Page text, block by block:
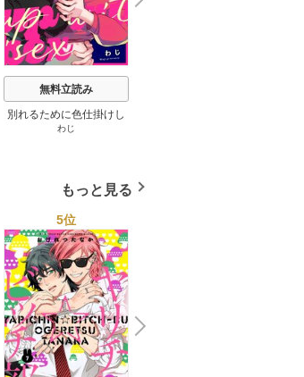
無料立読み
別れるために色仕掛けし
てみた 15巻
わじ
e
t
もっと見る
5位
N
e
x
t